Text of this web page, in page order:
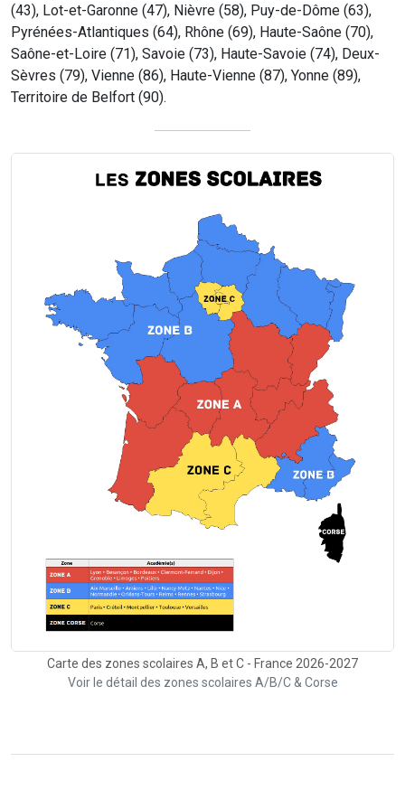
(43), Lot-et-Garonne (47), Nièvre (58), Puy-de-Dôme (63),
Pyrénées-Atlantiques (64), Rhône (69), Haute-Saône (70),
Saône-et-Loire (71), Savoie (73), Haute-Savoie (74), Deux-
Sèvres (79), Vienne (86), Haute-Vienne (87), Yonne (89),
Territoire de Belfort (90).
Carte des zones scolaires A, B et C - France 2026-2027
Voir le détail des zones scolaires A/B/C & Corse